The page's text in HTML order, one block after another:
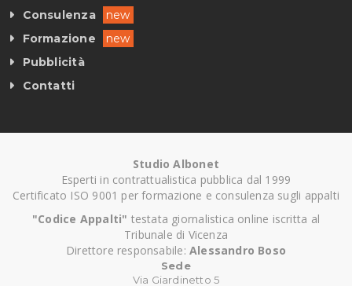
Consulenza
new
Formazione
new
Pubblicità
Contatti
Studio Albonet
Esperti in contrattualistica pubblica dal 1999
Certificato ISO 9001 per formazione e consulenza sugli appalti
"Codice Appalti" testata giornalistica online iscritta al
Tribunale di Vicenza
Direttore responsabile: Alessandro Boso
Sede
Via Giardinetto 5